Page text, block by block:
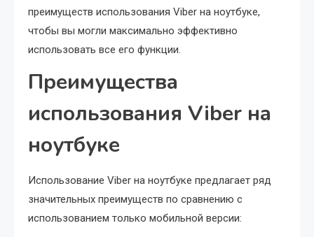
преимуществ использования Viber на ноутбуке,
чтобы вы могли максимально эффективно
использовать все его функции.
Преимущества
использования Viber на
ноутбуке
Использование Viber на ноутбуке предлагает ряд
значительных преимуществ по сравнению с
использованием только мобильной версии: